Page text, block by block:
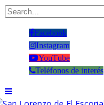
Facebook
Instagram
YouTube
Teléfonos de interés